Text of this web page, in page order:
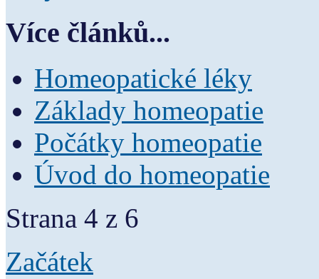
Více článků...
Homeopatické léky
Základy homeopatie
Počátky homeopatie
Úvod do homeopatie
Strana 4 z 6
Začátek